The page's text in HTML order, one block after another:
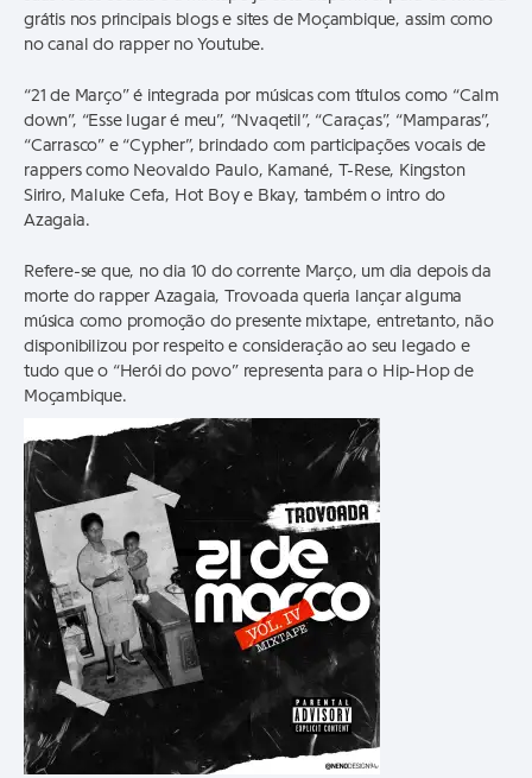
grátis nos principais blogs e sites de Moçambique, assim como
no canal do rapper no Youtube.
“21 de Março” é integrada por músicas com títulos como “Calm
down”, “Esse lugar é meu”, “Nvaqetil”, “Caraças”, “Mamparas”,
“Carrasco” e “Cypher”, brindado com participações vocais de
rappers como Neovaldo Paulo, Kamané, T-Rese, Kingston
Siriro, Maluke Cefa, Hot Boy e Bkay, também o intro do
Azagaia.
Refere-se que, no dia 10 do corrente Março, um dia depois da
morte do rapper Azagaia, Trovoada queria lançar alguma
música como promoção do presente mixtape, entretanto, não
disponibilizou por respeito e consideração ao seu legado e
tudo que o “Herói do povo” representa para o Hip-Hop de
Moçambique.